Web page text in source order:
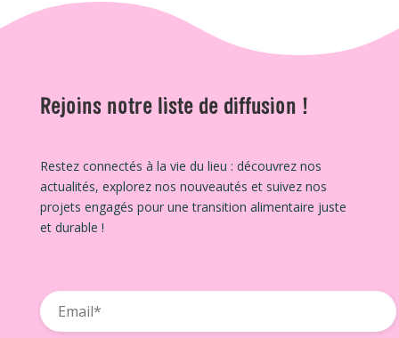
Rejoins notre liste de diffusion !
Restez connectés à la vie du lieu : découvrez nos
actualités, explorez nos nouveautés et suivez nos
projets engagés pour une transition alimentaire juste
et durable !